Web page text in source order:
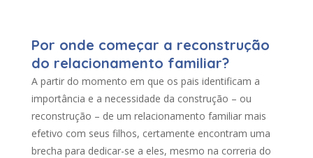
Por onde começar a reconstrução
do relacionamento familiar?
A partir do momento em que os pais identificam a
importância e a necessidade da construção – ou
reconstrução – de um relacionamento familiar mais
efetivo com seus filhos, certamente encontram uma
brecha para dedicar-se a eles, mesmo na correria do